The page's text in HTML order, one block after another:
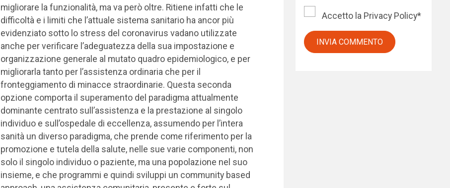
migliorare la funzionalità, ma va però oltre. Ritiene infatti che le
difficoltà e i limiti che l’attuale sistema sanitario ha ancor più
evidenziato sotto lo stress del coronavirus vadano utilizzate
anche per verificare l’adeguatezza della sua impostazione e
organizzazione generale al mutato quadro epidemiologico, e per
migliorarla tanto per l’assistenza ordinaria che per il
fronteggiamento di minacce straordinarie. Questa seconda
opzione comporta il superamento del paradigma attualmente
dominante centrato sull’assistenza e la prestazione al singolo
individuo e sull’ospedale di eccellenza, assumendo per l’intera
sanità un diverso paradigma, che prende come riferimento per la
promozione e tutela della salute, nelle sue varie componenti, non
solo il singolo individuo o paziente, ma una popolazione nel suo
insieme, e che programmi e quindi sviluppi un community based
Accetto la Privacy Policy*